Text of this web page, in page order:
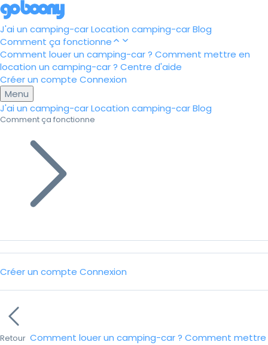
J'ai un camping-carLocation camping-carBlog
Comment ça fonctionne
Comment louer un camping-car ? Comment mettre en
location un camping-car ? Centre d'aide
Créer un compte Connexion
Menu
J'ai un camping-carLocation camping-carBlog
Comment ça fonctionne
Créer un compte Connexion
Retour Comment louer un camping-car ? Comment mettre